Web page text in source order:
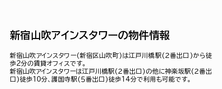
新宿山吹アインスタワーの物件情報
新宿山吹アインスタワー(新宿区山吹町)は江戸川橋駅(２番出口)から徒
歩2分の賃貸オフィスです。
新宿山吹アインスタワーは江戸川橋駅(２番出口)の他に神楽坂駅(２番出
口)徒歩10分、護国寺駅(５番出口)徒歩14分で利用も可能です。